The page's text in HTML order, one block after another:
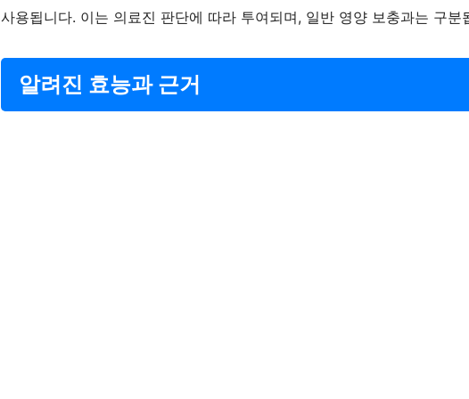
사용됩니다. 이는 의료진 판단에 따라 투여되며, 일반 영양 보충과는 구분
알려진 효능과 근거